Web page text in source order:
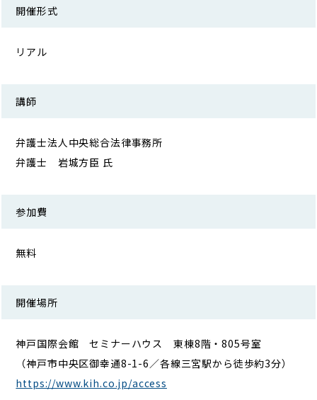
開催形式
リアル
講師
弁護士法人中央総合法律事務所
弁護士 岩城方臣 氏
参加費
無料
開催場所
神戸国際会館 セミナーハウス 東棟8階・805号室
（神戸市中央区御幸通8-1-6／各線三宮駅から徒歩約3分）
https://www.kih.co.jp/access